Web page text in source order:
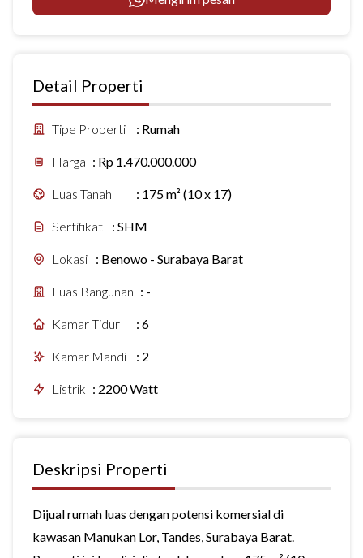
Detail Properti
Tipe Properti : Rumah
Harga : Rp 1.470.000.000
Luas Tanah : 175 m² (10 x 17)
Sertifikat : SHM
Lokasi : Benowo - Surabaya Barat
Luas Bangunan : -
Kamar Tidur : 6
Kamar Mandi : 2
Listrik : 2200 Watt
Deskripsi Properti
Dijual rumah luas dengan potensi komersial di
kawasan Manukan Lor, Tandes, Surabaya Barat.